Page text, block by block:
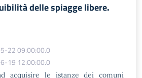
delle spiagge libere.
22 09:00:00.0
19 12:00:00.0
acquisire le istanze dei comuni